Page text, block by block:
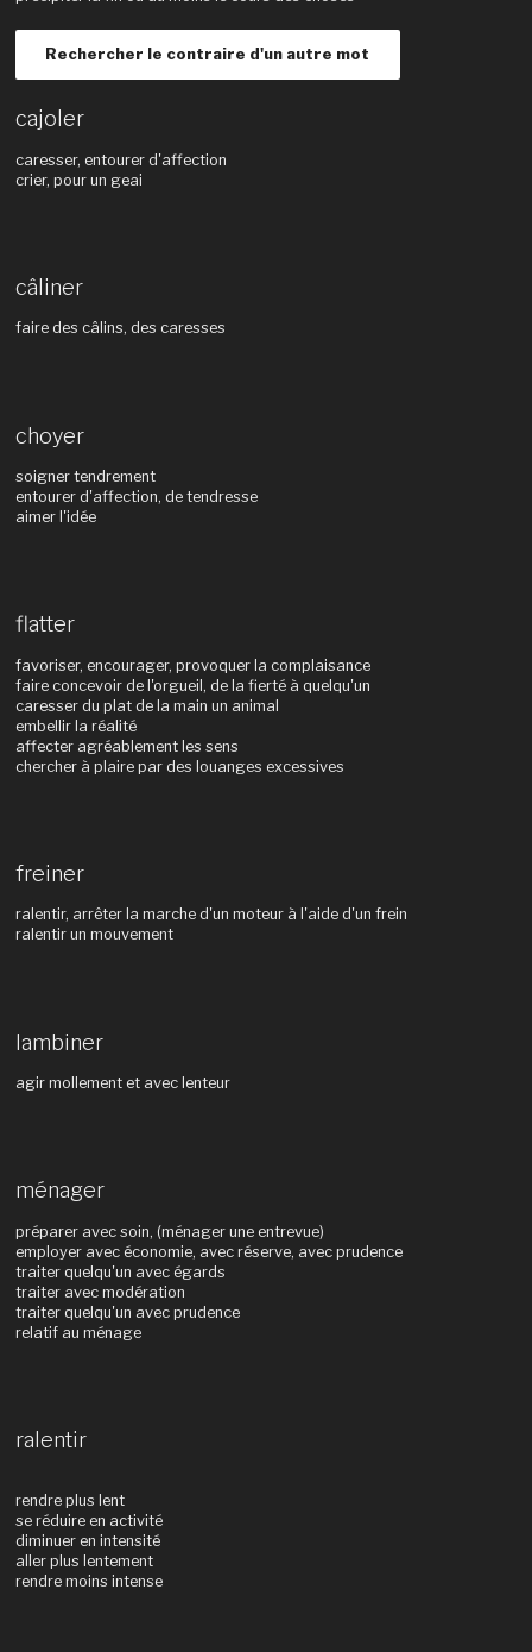
Rechercher le contraire d'un autre mot
cajoler
caresser, entourer d'affection
crier, pour un geai
câliner
faire des câlins, des caresses
choyer
soigner tendrement
entourer d'affection, de tendresse
aimer l'idée
flatter
favoriser, encourager, provoquer la complaisance
faire concevoir de l'orgueil, de la fierté à quelqu'un
caresser du plat de la main un animal
embellir la réalité
affecter agréablement les sens
chercher à plaire par des louanges excessives
freiner
ralentir, arrêter la marche d'un moteur à l'aide d'un frein
ralentir un mouvement
lambiner
agir mollement et avec lenteur
ménager
préparer avec soin, (ménager une entrevue)
employer avec économie, avec réserve, avec prudence
traiter quelqu'un avec égards
traiter avec modération
traiter quelqu'un avec prudence
relatif au ménage
ralentir
rendre plus lent
se réduire en activité
diminuer en intensité
aller plus lentement
rendre moins intense